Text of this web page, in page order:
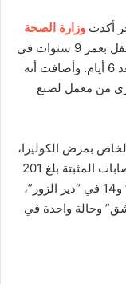
وزارة الصحة
النبأ، وقالت إن أول حالة تم تسجيلها كانت لطفل بعمر 9 سنوات في
“حلب”. حظي بالعلاج وخرج من المستشفى بعد 6 أيام. وأضافت أنه
لصرف صحي عدد 1، وأخرى من معمل لصنع
بمرض الكوليرا،
قالت الصحة مساء السبت الفائت إن عدد الإصابات المثبتة بلغ 201
حالة، 153 منها في “حلب” و21 في “الحسكة” و14 في “دير الزور”،
“دمشق” وحالة واحدة في